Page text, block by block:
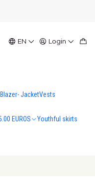
EN Login
Blazer- JacketVests
EUROS Youthful skirts